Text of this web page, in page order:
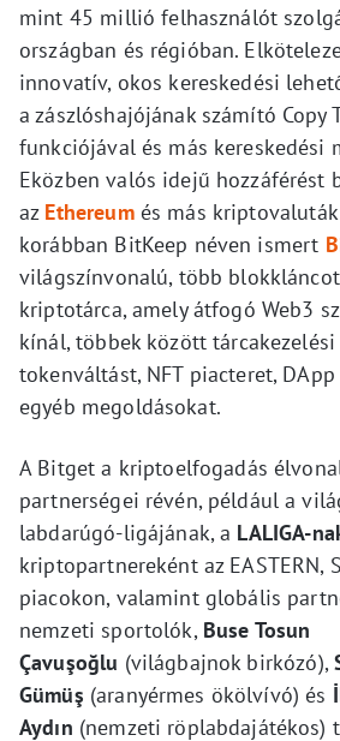
mint 45 millió felhasználót
országban és régióban.
innovatív, okos kereskedési
a zászlóshajójának számító Copy
funkciójával és más kereskedési
Eközben valós idejű hozzáférést
az Ethereumés más kriptovaluták
korábban BitKeep néven ismert
világszínvonalú, több
kriptotárca, amely átfogó Web3
kínál, többek között
tokenváltást, NFT piacteret,
egyéb megoldásokat.
A Bitget a kriptoelfogadás
partnerségei révén, például a
labdarúgó-ligájának, a LALIGA-
kriptopartnereként az EASTERN,
piacokon, valamint globális
nemzeti sportolók, Buse Tosun
Çavuşoğlu (világbajnok birkózó),
Gümüş (aranyérmes ökölvívó) és
Aydın (nemzeti röplabdajátékos)